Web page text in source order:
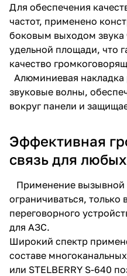
Для обеспечения
частот, применено
боковым выходом звука
удельной площади, что
качество
Алюминиевая
звуковые волны,
вокруг панели и
Эффективная
связь для
Применение вызывной
ограничиваться, только
переговорного
для АЗС.
Широкий спектр
составе
или STELBERRY S-640